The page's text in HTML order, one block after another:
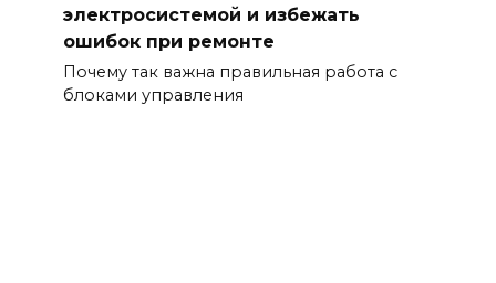
электросистемой и избежать
ошибок при ремонте
Почему так важна правильная работа с
блоками управления